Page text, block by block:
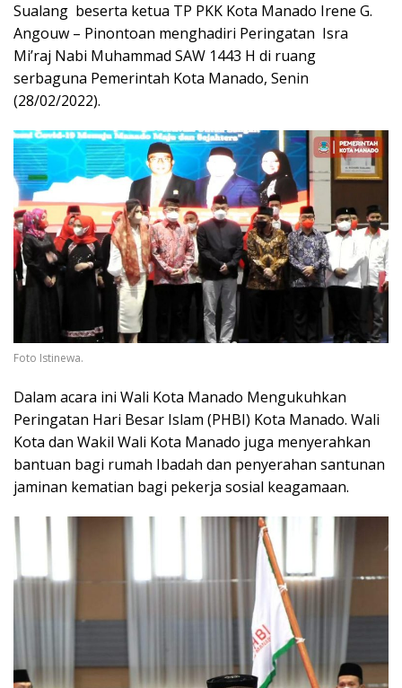
Sualang beserta ketua TP PKK Kota Manado Irene G.
Angouw – Pinontoan menghadiri Peringatan Isra
Mi’raj Nabi Muhammad SAW 1443 H di ruang
serbaguna Pemerintah Kota Manado, Senin
(28/02/2022).
Foto Istinewa.
Dalam acara ini Wali Kota Manado Mengukuhkan
Peringatan Hari Besar Islam (PHBI) Kota Manado. Wali
Kota dan Wakil Wali Kota Manado juga menyerahkan
bantuan bagi rumah Ibadah dan penyerahan santunan
jaminan kematian bagi pekerja sosial keagamaan.